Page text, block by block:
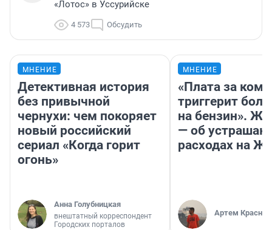
«Лотос» в Уссурийске
4 573 Обсудить
МНЕНИЕ
Детективная история
без привычной
чернухи: чем покоряет
новый российский
сериал «Когда горит
огонь»
Анна Голубницкая
внештатный корреспондент
Городских порталов
МНЕНИЕ
«Плата за
триггерит
на бензин».
— об
расходах на
Артем Краснов